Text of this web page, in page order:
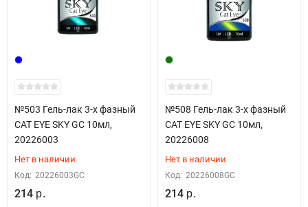
№503 Гель-лак 3-х фазный
CAT EYE SKY GC 10мл,
20226003
Нет в наличии
Код: 20226003GC
214 р.
№508 Гель-лак 3-х фазный
CAT EYE SKY GC 10мл,
20226008
Нет в наличии
Код: 20226008GC
214 р.